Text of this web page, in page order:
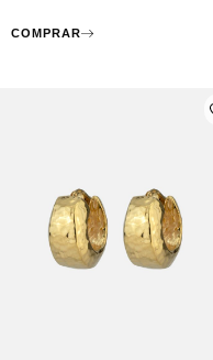
COMPRAR